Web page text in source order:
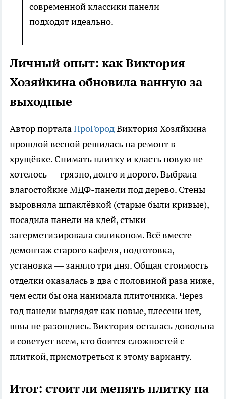
современной классики панели
подходят идеально.
Личный опыт: как Виктория
Хозяйкина обновила ванную за
выходные
Автор порталаПроГородВиктория Хозяйкина
прошлой весной решилась на ремонт в
хрущёвке. Снимать плитку и класть новую не
хотелось — грязно, долго и дорого. Выбрала
влагостойкие МДФ-панели под дерево. Стены
выровняла шпаклёвкой (старые были кривые),
посадила панели на клей, стыки
загерметизировала силиконом. Всё вместе —
демонтаж старого кафеля, подготовка,
установка — заняло три дня. Общая стоимость
отделки оказалась в два с половиной раза ниже,
чем если бы она нанимала плиточника. Через
год панели выглядят как новые, плесени нет,
швы не разошлись. Виктория осталась довольна
и советует всем, кто боится сложностей с
плиткой, присмотреться к этому варианту.
Итог: стоит ли менять плитку на